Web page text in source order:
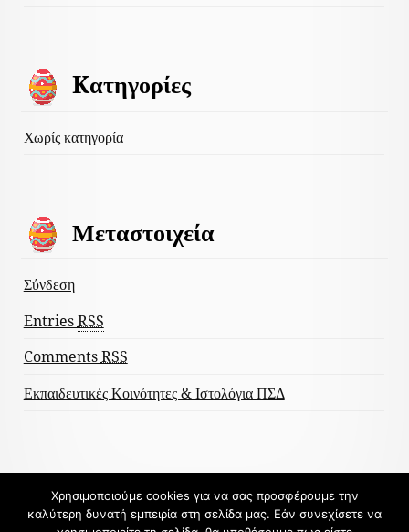
Kατηγορίες
Χωρίς κατηγορία
Μεταστοιχεία
Σύνδεση
EntriesRSS
CommentsRSS
Εκπαιδευτικές Κοινότητες & Ιστολόγια ΠΣΔ
Φιλοξενείται στο https://blogs.sch.gr
Χρησιμοποιούμε cookies για να σας προσφέρουμε την
καλύτερη δυνατή εμπειρία στη σελίδα μας. Εάν συνεχίσετε να